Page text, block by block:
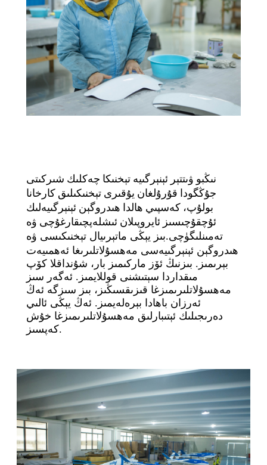
نىڭبو ۋىتتېر ئېنېرگىيە تېخنىكا چەكلىك شىركىتى
جۇڭگودا قۇرۇلغان يۇقىرى تېخنىكىلىق كارخانا
بولۇپ، كەسپىي ھالدا ھىدروگېن ئېنېرگىيەلىك
ئۇچقۇچىسىز ئايروپىلان ئىشلەپچىقارغۇچى ۋە
تەمىنلىگۈچى.بىز يېڭى ماتېرىيال تېخنىكىسى ۋە
ھىدروگېن ئېنېرگىيەسى مەھسۇلاتلىرىغا ئەھمىيەت
بېرىمىز. بىزنىڭ ئۆز ماركىمىز بار، شۇنداقلا كۆپ
مىقداردا سېتىشنى قوللايمىز. ئەگەر سىز
مەھسۇلاتلىرىمىزغا قىزىقسىڭىز، بىز سىزگە ئەڭ
ئەرزان باھادا بېرەلەيمىز. ئەڭ يېڭى ئالىي
دەرىجىلىك ئېتىبارلىق مەھسۇلاتلىرىمىزغا خۇش
كەپسىز.